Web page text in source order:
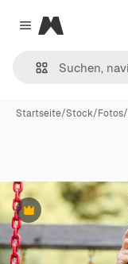
Close menu
Magnific
Startseite/Stock/Fotos/
Premium